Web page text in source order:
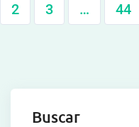
2 3 … 44
Buscar